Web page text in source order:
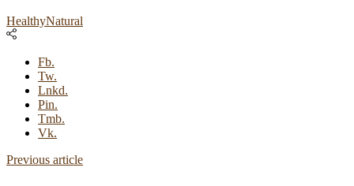
HealthyNatural
Fb.
Tw.
Lnkd.
Pin.
Tmb.
Vk.
Previous article